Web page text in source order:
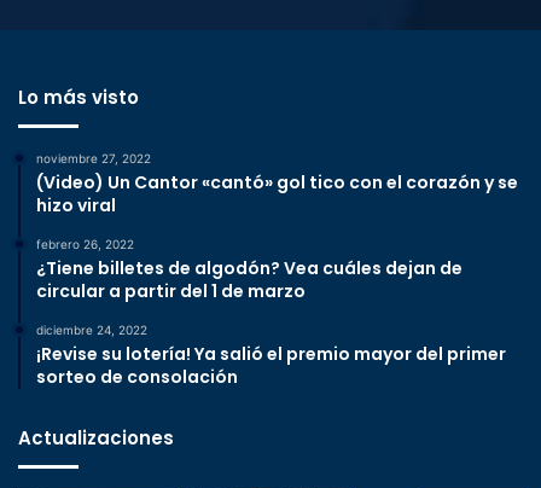
Lo más visto
noviembre 27, 2022
(Video) Un Cantor «cantó» gol tico con el corazón y se
hizo viral
febrero 26, 2022
¿Tiene billetes de algodón? Vea cuáles dejan de
circular a partir del 1 de marzo
diciembre 24, 2022
¡Revise su lotería! Ya salió el premio mayor del primer
sorteo de consolación
Actualizaciones